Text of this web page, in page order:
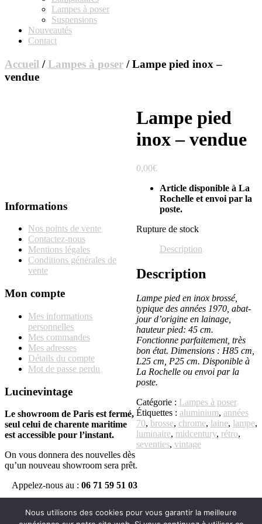
Lampes à poser
Suspensions
Nouveautés
Contact
Accueil /Lampes à poser / Lampe pied inox –
vendue
Lampe pied
inox – vendue
0,00€
Article disponible à La
Rochelle et envoi par la
poste.
Rupture de stock
Description
Description
Lampe pied en inox brossé,
typique des années 1970, abat-
jour d’origine en lainage,
hauteur pied: 45 cm.
Fonctionne parfaitement, très
bon état. Dimensions : H85 cm,
L25 cm, P25 cm. Disponible à
La Rochelle ou envoi par la
poste.
Catégorie : Lampes à poser
Étiquettes : aluminium, années
70, brosse, chrome, laine, lampe,
luminaire, midcentury, rétro,
seventies, vintage
Informations
Nos points de vente
Contactez-nous
Mentions légales
Conditions générales de
vente
Mon compte
Mes informations
personnelles
Mes commandes
Mes adresses
Détails du compte
Mot de passe perdu
Lucinevintage
Le showroom de Paris est fermé,
seul celui de charente maritime
est accessible pour l’instant.
On vous donnera des nouvelles dès
qu’un nouveau showroom sera prêt.
Appelez-nous au : 06 71 59 51 03
Suivez-nous
Nous utilisons des cookies pour vous garantir la meilleure